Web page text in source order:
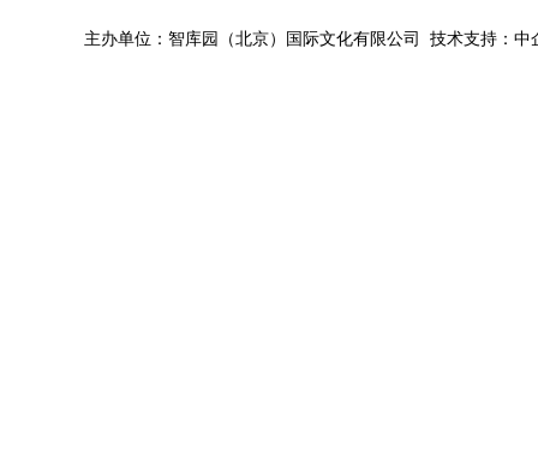
主办单位：智库园（北京）国际文化有限公司 技术支持：